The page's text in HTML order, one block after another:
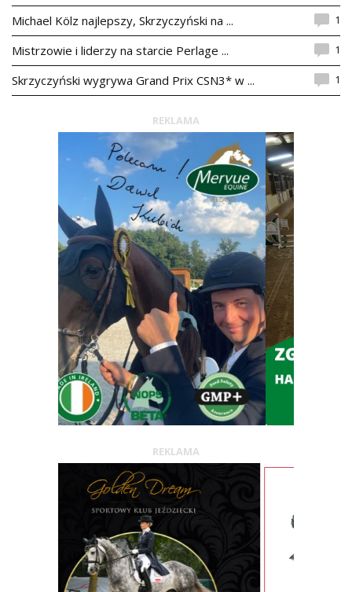
Michael Kölz najlepszy, Skrzyczyński na ... 1
Mistrzowie i liderzy na starcie Perlage ... 1
Skrzyczyński wygrywa Grand Prix CSN3* w ... 1
REKLAMA
REKLAMA